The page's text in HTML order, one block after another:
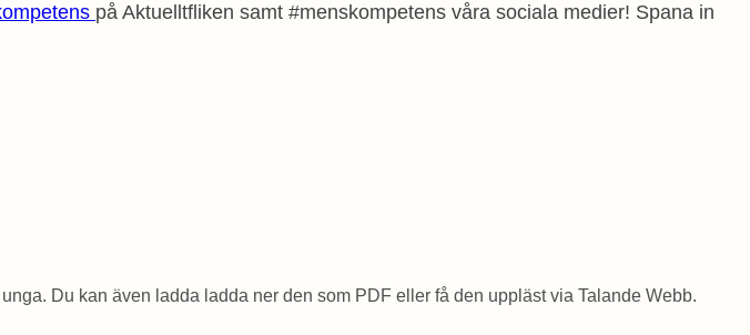
på Aktuelltfliken samt #menskompetens våra sociala medier! Spana in
Du kan även ladda ladda ner den som PDF eller få den uppläst via Talande Webb.